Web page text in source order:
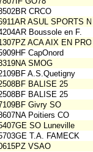
CRCO
ASUL SPORTS
Boussole en F.
ACA AIX EN
CapOnord
SMOG
A.S.Quetigny
BALISE 25
BALISE 25
Givry SO
Poitiers CO
SO Luneville
T.A. FAMECK
VSAO